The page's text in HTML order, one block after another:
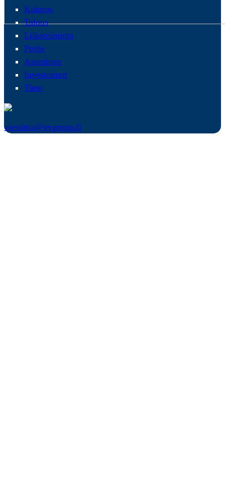
Kulutus
Talous
Liiketoiminta
Perhe
Asuminen
Investoinnit
Tieto
viestinta@vvgroup.fi